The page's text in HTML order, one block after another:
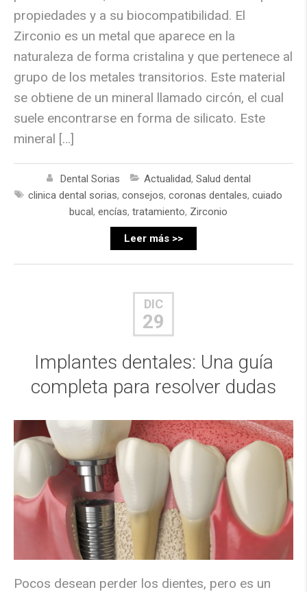
propiedades y a su biocompatibilidad. El
Zirconio es un metal que aparece en la
naturaleza de forma cristalina y que pertenece al
grupo de los metales transitorios. Este material
se obtiene de un mineral llamado circón, el cual
suele encontrarse en forma de silicato. Este
mineral […]
Dental Sorias Actualidad, Salud dental
clinica dental sorias, consejos, coronas dentales, cuiado
bucal, encías, tratamiento, Zirconio
Leer más >>
DIC
29
Implantes dentales: Una guía
completa para resolver dudas
Pocos desean perder los dientes, pero es un